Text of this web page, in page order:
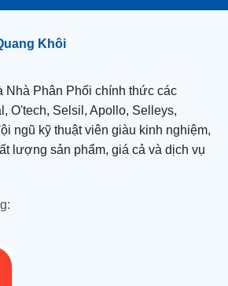
Khôi
Nhà Phân Phối chính thức các
O'tech, Selsil, Apollo, Selleys,
ngũ kỹ thuật viên giàu kinh nghiệm,
lượng sản phẩm, giá cả và dịch vụ